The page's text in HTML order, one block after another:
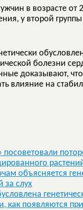
в возрасте от
у второй
болезни
доказывают, что
влияние на
объясняется
за слух
как появляются